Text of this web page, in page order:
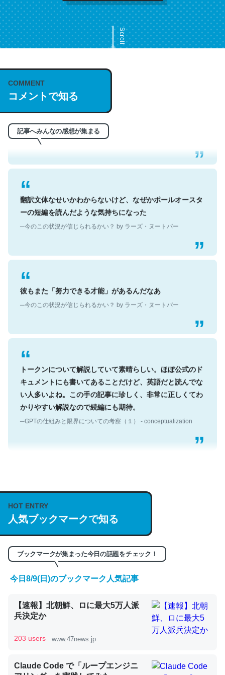
Scroll
COMMENT
コメントで知る
記事へみんなの感想が集まる
これは名文。彼はとてもクレバーなんだろうなと凄く思
う。英語少しでも読める人は原文もお勧め。自分はこの流
─今のこの状況が信じられるかい？ by ラーズ・ヌートバー
翻訳文体なせいかわからないけど、なぜかポールオースタ
ーの短編を読んだような気持ちになった
彼もまた「努力できる才能」があるんだなあ
トークンについて解説していて素晴らしい。ほぼ公式のド
キュメントにも書いてあることだけど、英語だと読んでな
い人多いよね。この手の記事に珍しく、非常に正しくてわ
かりやすい解説なので続編にも期待。
説してる記事が少ないので貴重な良記事。/続編来た
https://isobe324649.hatenablog.com/entry/2023/03/27
/064121
─GPTの仕組みと限界についての考察（１） - conceptualization
くらい。小説でいう「ずっと前の伏線」は回収されないけ
ど、短期記憶というには多い分量。進化すればするほど分
かりやすく強くなりそう
HOT ENTRY
人気ブックマークで知る
ブックマークが集まった今日の話題をチェック！
今日8/9(日)のブックマーク人気記事
【速報】北朝鮮、ロに最大5万人派
兵決定か
203 users www.47news.jp
Claude Code で「ループエンジニ